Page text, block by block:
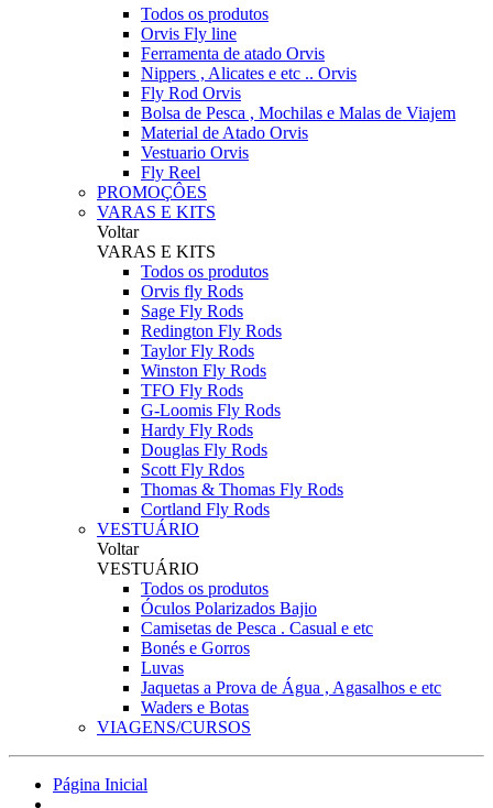
Todos os produtos
Orvis Fly line
Ferramenta de atado Orvis
Nippers , Alicates e etc .. Orvis
Fly Rod Orvis
Bolsa de Pesca , Mochilas e Malas de Viajem
Material de Atado Orvis
Vestuario Orvis
Fly Reel
PROMOÇÔES
VARAS E KITS
Voltar
VARAS E KITS
Todos os produtos
Orvis fly Rods
Sage Fly Rods
Redington Fly Rods
Taylor Fly Rods
Winston Fly Rods
TFO Fly Rods
G-Loomis Fly Rods
Hardy Fly Rods
Douglas Fly Rods
Scott Fly Rdos
Thomas & Thomas Fly Rods
Cortland Fly Rods
VESTUÁRIO
Voltar
VESTUÁRIO
Todos os produtos
Óculos Polarizados Bajio
Camisetas de Pesca . Casual e etc
Bonés e Gorros
Luvas
Jaquetas a Prova de Água , Agasalhos e etc
Waders e Botas
VIAGENS/CURSOS
Página Inicial